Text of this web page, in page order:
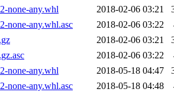
none-any.whl
2018-02-06 03:21
none-any.whl.asc
2018-02-06 03:22
2018-02-06 03:21
2018-02-06 03:22
none-any.whl
2018-05-18 04:47
none-any.whl.asc
2018-05-18 04:48